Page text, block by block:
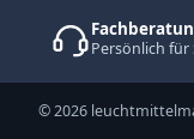
Persönlich für
© 2026